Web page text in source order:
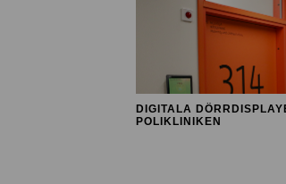
DIGITALA
POLIKLINIKEN